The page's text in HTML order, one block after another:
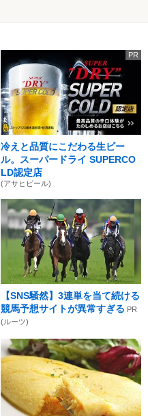
PR
冷えと品質にこだわる生ビー
ル。スーパードライ SUPERCO
LD認定店
(アサヒビール)
【SNS騒然】3連単を当て続ける
競馬予想サイトが異常すぎる PR
(ルーツ)